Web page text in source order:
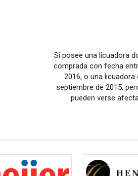
Si posee una licuadora
comprada con fecha
2016, o una
septiembre de 2015,
pueden verse